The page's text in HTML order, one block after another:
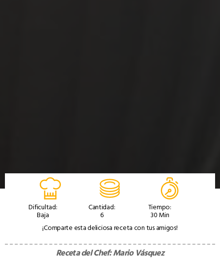
Dificultad:
Baja
Cantidad:
6
Tiempo:
30 Min
¡Comparte esta deliciosa receta con tus amigos!
Receta del Chef:Mario Vásquez